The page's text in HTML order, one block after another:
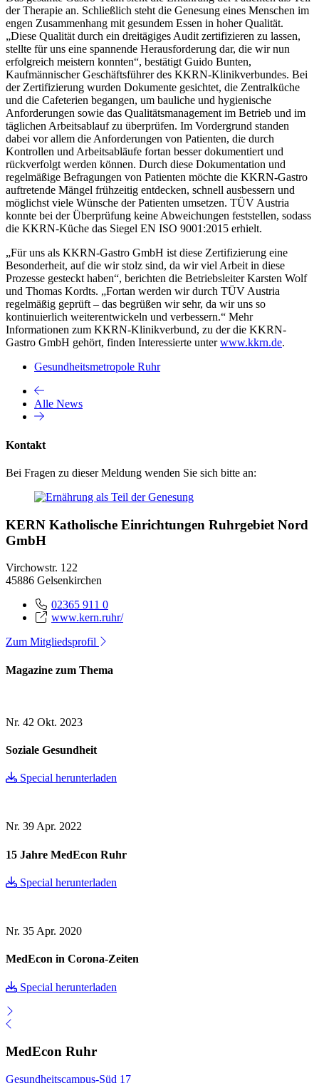
der Therapie an. Schließlich steht die Genesung eines Menschen im
engen Zusammenhang mit gesundem Essen in hoher Qualität.
„Diese Qualität durch ein dreitägiges Audit zertifizieren zu lassen,
stellte für uns eine spannende Herausforderung dar, die wir nun
erfolgreich meistern konnten“, bestätigt Guido Bunten,
Kaufmännischer Geschäftsführer des KKRN-Klinikverbundes. Bei
der Zertifizierung wurden Dokumente gesichtet, die Zentralküche
und die Cafeterien begangen, um bauliche und hygienische
Anforderungen sowie das Qualitätsmanagement im Betrieb und im
täglichen Arbeitsablauf zu überprüfen. Im Vordergrund standen
dabei vor allem die Anforderungen von Patienten, die durch
Kontrollen und Arbeitsabläufe fortan besser dokumentiert und
rückverfolgt werden können. Durch diese Dokumentation und
regelmäßige Befragungen von Patienten möchte die KKRN-Gastro
auftretende Mängel frühzeitig entdecken, schnell ausbessern und
möglichst viele Wünsche der Patienten umsetzen. TÜV Austria
konnte bei der Überprüfung keine Abweichungen feststellen, sodass
die KKRN-Küche das Siegel EN ISO 9001:2015 erhielt.
„Für uns als KKRN-Gastro GmbH ist diese Zertifizierung eine
Besonderheit, auf die wir stolz sind, da wir viel Arbeit in diese
Prozesse gesteckt haben“, berichten die Betriebsleiter Karsten Wolf
und Thomas Kordts. „Fortan werden wir durch TÜV Austria
regelmäßig geprüft – das begrüßen wir sehr, da wir uns so
kontinuierlich weiterentwickeln und verbessern.“ Mehr
Informationen zum KKRN-Klinikverbund, zu der die KKRN-
Gastro GmbH gehört, finden Interessierte unterwww.kkrn.de.
Gesundheitsmetropole Ruhr
Alle News
Kontakt
Bei Fragen zu dieser Meldung wenden Sie sich bitte an:
KERN Katholische Einrichtungen Ruhrgebiet Nord
GmbH
Virchowstr. 122
45886 Gelsenkirchen
02365 911 0
www.kern.ruhr/
Zum Mitgliedsprofil
Magazine zum Thema
Nr. 42 Okt. 2023
Soziale Gesundheit
Special herunterladen
Nr. 39Apr. 2022
15 Jahre MedEcon Ruhr
Special herunterladen
Nr. 35 Apr. 2020
MedEcon in Corona-Zeiten
Special herunterladen
MedEcon Ruhr
Gesundheitscampus-Süd 17